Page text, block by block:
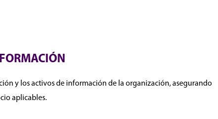
y los activos de información de la organización, asegurando
aplicables.